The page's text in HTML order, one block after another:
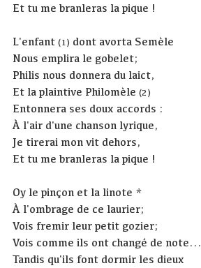
Et tu me branleras la pique !
L'enfant(1) dont avorta Semèle
Nous emplira le gobelet;
Philis nous donnera du laict,
Et la plaintive Philomèle(2)
Entonnera ses doux accords :
À l'air d'une chanson lyrique,
Je tirerai mon vit dehors,
Et tu me branleras la pique !
Oy le pinçon et la linote *
À l'ombrage de ce laurier;
Vois fremir leur petit gozier;
Vois comme ils ont changé de note...
Tandis qu'ils font dormir les dieux